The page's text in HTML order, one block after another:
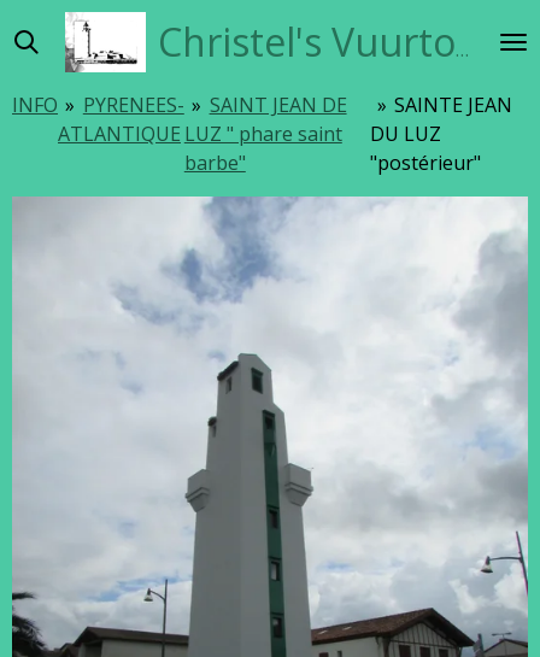
direct
de
hoofdinhoud
Christel's Vuurtorensite
INFO » PYRENEES-
ATLANTIQUE
» SAINT JEAN DE
LUZ " phare saint
barbe"
» SAINTE JEAN
DU LUZ
"postérieur"